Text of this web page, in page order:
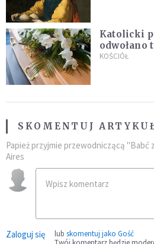
Katolicki
odwołano
KOŚCIÓŁ
SKOMENTUJ
Papież przyjmie przewodniczącą "Babć
Aires
Zaloguj się lub skomentuj jako Gość